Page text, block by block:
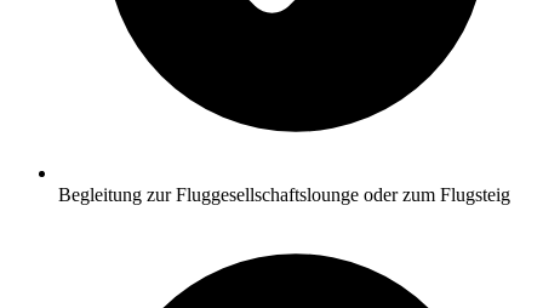
Begleitung zur Fluggesellschaftslounge oder zum Flugsteig